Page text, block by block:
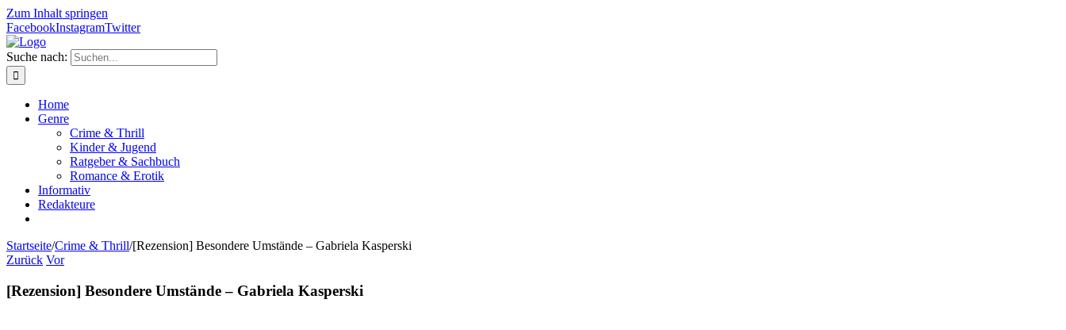
Zum Inhalt springen
FacebookInstagramTwitter
Suche nach:
Home
Genre
Crime & Thrill
Kinder & Jugend
Ratgeber & Sachbuch
Romance & Erotik
Informativ
Redakteure
Startseite/Crime & Thrill/[Rezension] Besondere Umstände – Gabriela Kasperski
Zurück Vor
[Rezension] Besondere Umstände – Gabriela Kasperski